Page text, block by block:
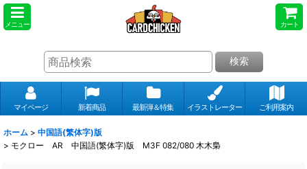
メニュー カート
検索
マイページ 新着商品 最新弾＆特集 イラストレーター ご利用案内
ホーム > 中国語(繁体字)版
> モクロー AR 中国語(繁体字)版 M3F 082/080 木木梟